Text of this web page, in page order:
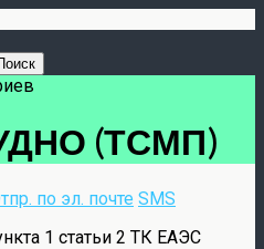
(ТСМП)
по эл. почте SMS
1 статьи 2 ТК ЕАЭС